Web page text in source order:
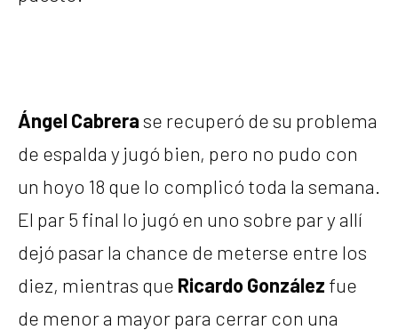
Ángel Cabrerase recuperó de su problema
de espalda y jugó bien, pero no pudo con
un hoyo 18 que lo complicó toda la semana.
El par 5 final lo jugó en uno sobre par y allí
dejó pasar la chance de meterse entre los
diez, mientras que Ricardo González fue
de menor a mayor para cerrar con una